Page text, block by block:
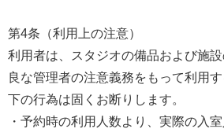
第4条（利用上の注意）
利用者は、スタジオの備品および施
良な管理者の注意義務をもって利用
下の行為は固くお断りします。
・予約時の利用人数より、実際の入